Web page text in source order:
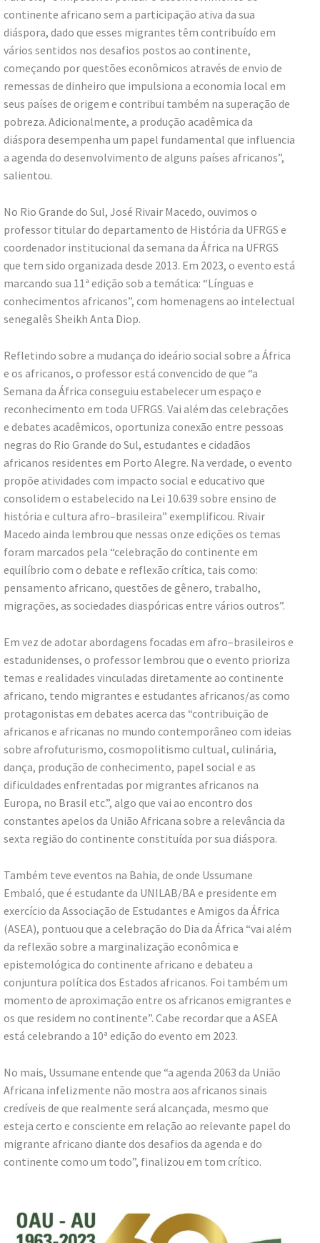
continente africano sem a participação ativa da sua
diáspora, dado que esses migrantes têm contribuído em
vários sentidos nos desafios postos ao continente,
começando por questões econômicos através de envio de
remessas de dinheiro que impulsiona a economia local em
seus países de origem e contribui também na superação de
pobreza. Adicionalmente, a produção acadêmica da
diáspora desempenha um papel fundamental que influencia
a agenda do desenvolvimento de alguns países africanos”,
salientou.
No Rio Grande do Sul, José Rivair Macedo, ouvimos o
professor titular do departamento de História da UFRGS e
coordenador institucional da semana da África na UFRGS
que tem sido organizada desde 2013. Em 2023, o evento está
marcando sua 11ª edição sob a temática: “Línguas e
conhecimentos africanos”, com homenagens ao intelectual
senegalês Sheikh Anta Diop.
Refletindo sobre a mudança do ideário social sobre a África
e os africanos, o professor está convencido de que “a
Semana da África conseguiu estabelecer um espaço e
reconhecimento em toda UFRGS. Vai além das celebrações
e debates acadêmicos, oportuniza conexão entre pessoas
negras do Rio Grande do Sul, estudantes e cidadãos
africanos residentes em Porto Alegre. Na verdade, o evento
propõe atividades com impacto social e educativo que
consolidem o estabelecido na Lei 10.639 sobre ensino de
história e cultura afro–brasileira” exemplificou. Rivair
Macedo ainda lembrou que nessas onze edições os temas
foram marcados pela “celebração do continente em
equilíbrio com o debate e reflexão crítica, tais como:
pensamento africano, questões de gênero, trabalho,
migrações, as sociedades diaspóricas entre vários outros”.
Em vez de adotar abordagens focadas em afro–brasileiros e
estadunidenses, o professor lembrou que o evento prioriza
temas e realidades vinculadas diretamente ao continente
africano, tendo migrantes e estudantes africanos/as como
protagonistas em debates acerca das “contribuição de
africanos e africanas no mundo contemporâneo com ideias
sobre afrofuturismo, cosmopolitismo cultual, culinária,
dança, produção de conhecimento, papel social e as
dificuldades enfrentadas por migrantes africanos na
Europa, no Brasil etc.”, algo que vai ao encontro dos
constantes apelos da União Africana sobre a relevância da
sexta região do continente constituída por sua diáspora.
Também teve eventos na Bahia, de onde Ussumane
Embaló, que é estudante da UNILAB/BA e presidente em
exercício da Associação de Estudantes e Amigos da África
(ASEA), pontuou que a celebração do Dia da África “vai além
da reflexão sobre a marginalização econômica e
epistemológica do continente africano e debateu a
conjuntura política dos Estados africanos. Foi também um
momento de aproximação entre os africanos emigrantes e
os que residem no continente”. Cabe recordar que a ASEA
está celebrando a 10ª edição do evento em 2023.
No mais, Ussumane entende que “a agenda 2063 da União
Africana infelizmente não mostra aos africanos sinais
credíveis de que realmente será alcançada, mesmo que
esteja certo e consciente em relação ao relevante papel do
migrante africano diante dos desafios da agenda e do
continente como um todo”, finalizou em tom crítico.